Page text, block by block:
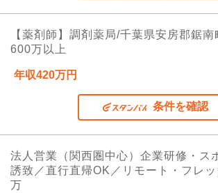
【薬剤師】調剤薬局/千葉県安房郡鋸
600万以上
年収420万円
条件を確認
法人営業（関西圏中心）企業研修・ス
誘致／直行直帰OK／リモート・フレ
万